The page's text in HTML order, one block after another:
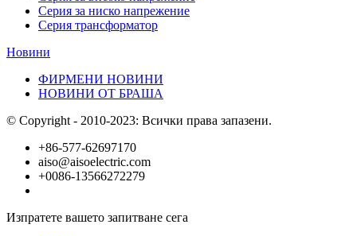
Серия за ниско напрежение
Серия трансформатор
Новини
ФИРМЕНИ НОВИНИ
НОВИНИ ОТ БРАША
© Copyright - 2010-2023: Всички права запазени.
+86-577-62697170
aiso@aisoelectric.com
+0086-13566272279
Изпратете вашето запитване сега